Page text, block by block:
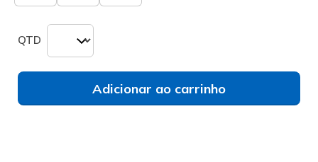
QTD
Adicionar ao carrinho